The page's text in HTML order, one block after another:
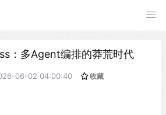
：多Agent编排的莽荒时代
06-02 04:00:40 收藏